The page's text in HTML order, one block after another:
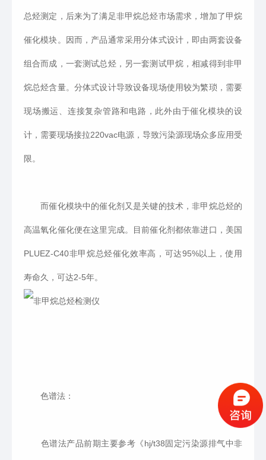
总烃测定，后来为了满足非甲烷总烃市场需求，增加了甲烷
催化模块。因而，产品通常采用分体式设计，即由两套设备
组合而成，一套测试总烃，另一套测试甲烷，相减得到非甲
烷总烃含量。分体式设计导致设备现场使用较为繁琐，需要
现场搬运、连接复杂管路和电路，此外由于催化模块的设
计，需要现场接拉220vac电源，导致污染源现场众多应用受
限。
而催化模块中的催化剂又是关键的技术，非甲烷总烃的
高温氧化催化便在这里完成。目前催化剂都依靠进口，美国
PLUEZ-C40非甲烷总烃催化效率高，可达95%以上，使用
寿命久，可达2-5年。
色谱法：
色谱法产品前期主要参考《hj/t38固定污染源排气中非